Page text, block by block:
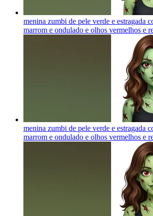
menina zumbi de pele verde e estragada
marrom e ondulado e olhos vermelhos e
menina zumbi de pele verde e estragada
marrom e ondulado e olhos vermelhos e